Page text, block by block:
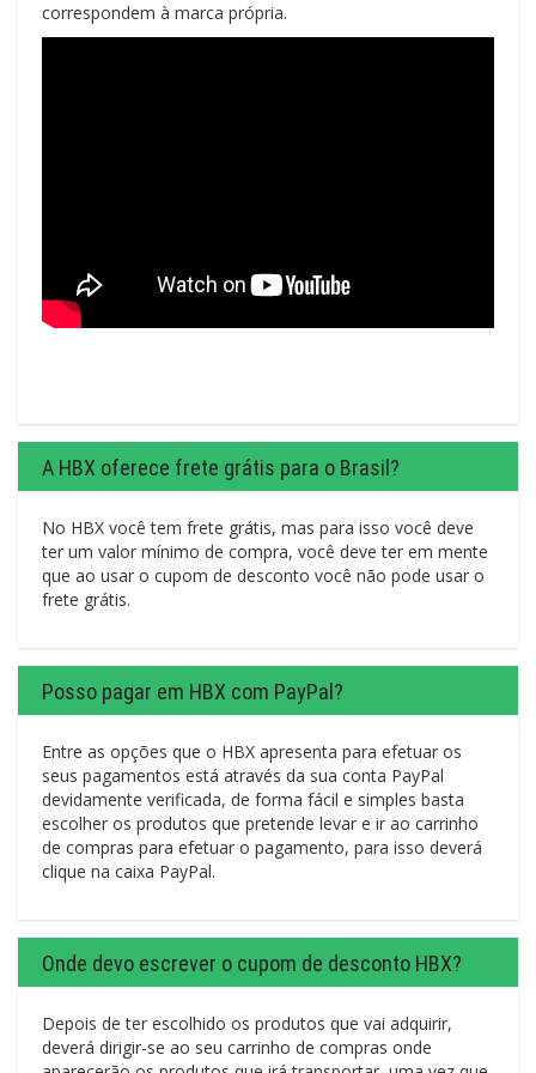
correspondem à marca própria.
A HBX oferece frete grátis para o Brasil?
No HBX você tem frete grátis, mas para isso você deve
ter um valor mínimo de compra, você deve ter em mente
que ao usar o cupom de desconto você não pode usar o
frete grátis.
Posso pagar em HBX com PayPal?
Entre as opções que o HBX apresenta para efetuar os
seus pagamentos está através da sua conta PayPal
devidamente verificada, de forma fácil e simples basta
escolher os produtos que pretende levar e ir ao carrinho
de compras para efetuar o pagamento, para isso deverá
clique na caixa PayPal.
Onde devo escrever o cupom de desconto HBX?
Depois de ter escolhido os produtos que vai adquirir,
deverá dirigir-se ao seu carrinho de compras onde